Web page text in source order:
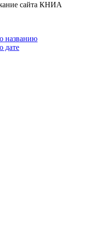
сайта КНИА
названию
дате